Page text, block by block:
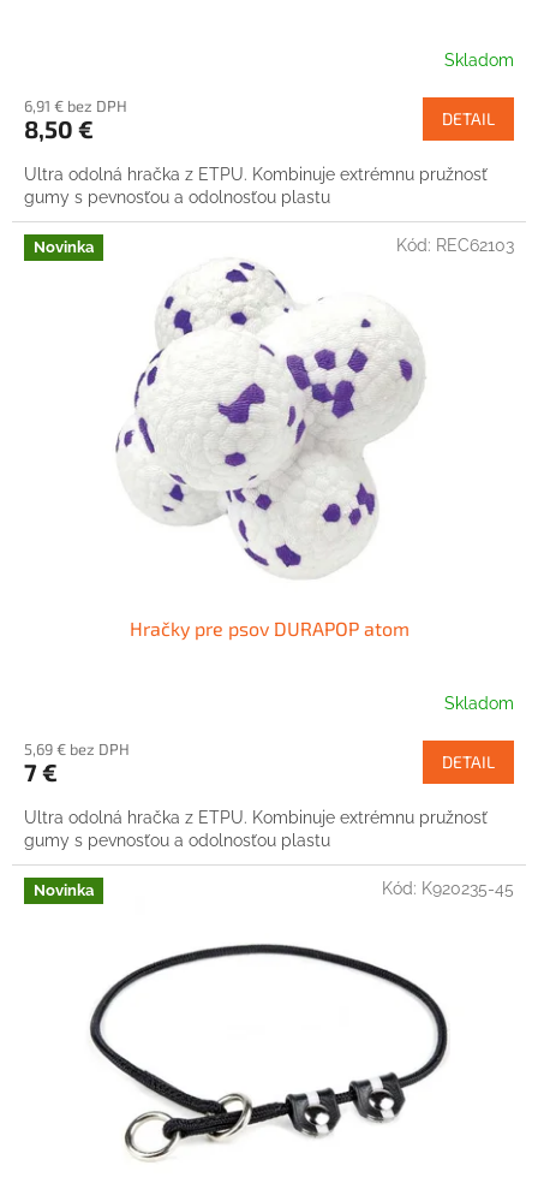
Skladom
6,91 € bez DPH
8,50 € DETAIL
Ultra odolná hračka z ETPU. Kombinuje extrémnu pružnosť
gumy s pevnosťou a odolnosťou plastu
Novinka
Hračky pre psov DURAPOP atom
Skladom
5,69 € bez DPH
7 € DETAIL
Ultra odolná hračka z ETPU. Kombinuje extrémnu pružnosť
gumy s pevnosťou a odolnosťou plastu
Kód: REC62103
Novinka Kód: K920235-45